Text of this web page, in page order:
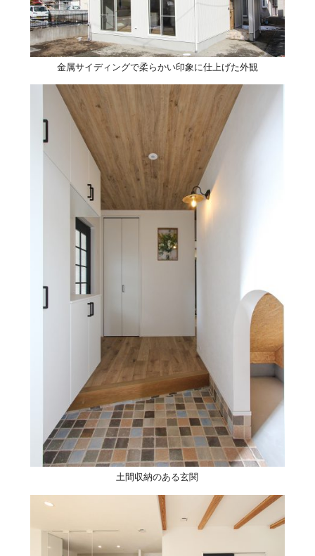
金属サイディングで柔らかい印象に仕上げた外観
土間収納のある玄関